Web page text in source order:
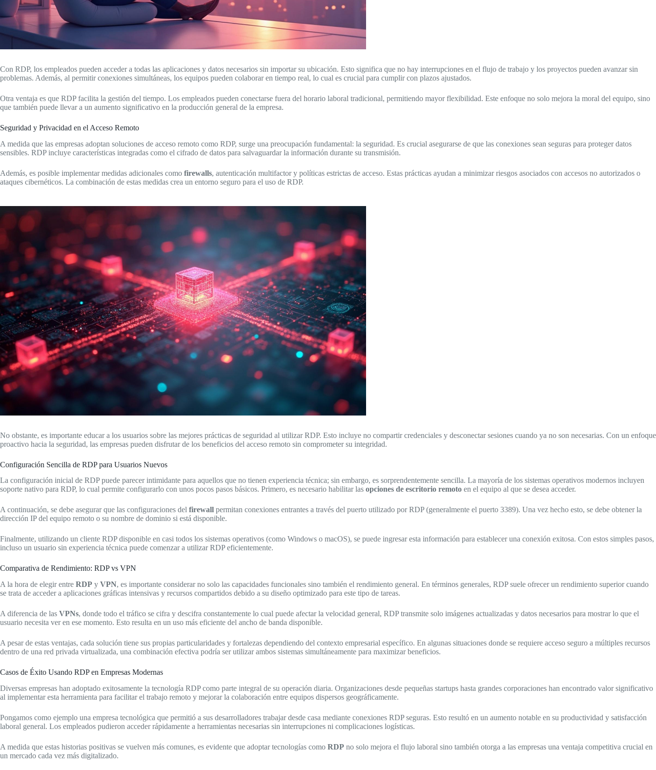
Con RDP, los empleados pueden acceder a todas las aplicaciones y datos necesarios sin importar su ubicación. Esto significa que no hay interrupciones en el flujo de trabajo y los proyectos pueden avanzar sin
problemas. Además, al permitir conexiones simultáneas, los equipos pueden colaborar en tiempo real, lo cual es crucial para cumplir con plazos ajustados.
Otra ventaja es que RDP facilita la gestión del tiempo. Los empleados pueden conectarse fuera del horario laboral tradicional, permitiendo mayor flexibilidad. Este enfoque no solo mejora la moral del equipo, sino
que también puede llevar a un aumento significativo en la producción general de la empresa.
Seguridad y Privacidad en el Acceso Remoto
A medida que las empresas adoptan soluciones de acceso remoto como RDP, surge una preocupación fundamental: la seguridad. Es crucial asegurarse de que las conexiones sean seguras para proteger datos
sensibles. RDP incluye características integradas como el cifrado de datos para salvaguardar la información durante su transmisión.
Además, es posible implementar medidas adicionales como firewalls, autenticación multifactor y políticas estrictas de acceso. Estas prácticas ayudan a minimizar riesgos asociados con accesos no autorizados o
ataques cibernéticos. La combinación de estas medidas crea un entorno seguro para el uso de RDP.
No obstante, es importante educar a los usuarios sobre las mejores prácticas de seguridad al utilizar RDP. Esto incluye no compartir credenciales y desconectar sesiones cuando ya no son necesarias. Con un enfoque
proactivo hacia la seguridad, las empresas pueden disfrutar de los beneficios del acceso remoto sin comprometer su integridad.
Configuración Sencilla de RDP para Usuarios Nuevos
La configuración inicial de RDP puede parecer intimidante para aquellos que no tienen experiencia técnica; sin embargo, es sorprendentemente sencilla. La mayoría de los sistemas operativos modernos incluyen
soporte nativo para RDP, lo cual permite configurarlo con unos pocos pasos básicos. Primero, es necesario habilitar las opciones de escritorio remoto en el equipo al que se desea acceder.
A continuación, se debe asegurar que las configuraciones del firewall permitan conexiones entrantes a través del puerto utilizado por RDP (generalmente el puerto 3389). Una vez hecho esto, se debe obtener la
dirección IP del equipo remoto o su nombre de dominio si está disponible.
Finalmente, utilizando un cliente RDP disponible en casi todos los sistemas operativos (como Windows o macOS), se puede ingresar esta información para establecer una conexión exitosa. Con estos simples pasos,
incluso un usuario sin experiencia técnica puede comenzar a utilizar RDP eficientemente.
Comparativa de Rendimiento: RDP vs VPN
A la hora de elegir entre RDP y VPN, es importante considerar no solo las capacidades funcionales sino también el rendimiento general. En términos generales, RDP suele ofrecer un rendimiento superior cuando
se trata de acceder a aplicaciones gráficas intensivas y recursos compartidos debido a su diseño optimizado para este tipo de tareas.
A diferencia de las VPNs, donde todo el tráfico se cifra y descifra constantemente lo cual puede afectar la velocidad general, RDP transmite solo imágenes actualizadas y datos necesarios para mostrar lo que el
usuario necesita ver en ese momento. Esto resulta en un uso más eficiente del ancho de banda disponible.
A pesar de estas ventajas, cada solución tiene sus propias particularidades y fortalezas dependiendo del contexto empresarial específico. En algunas situaciones donde se requiere acceso seguro a múltiples recursos
dentro de una red privada virtualizada, una combinación efectiva podría ser utilizar ambos sistemas simultáneamente para maximizar beneficios.
Casos de Éxito Usando RDP en Empresas Modernas
Diversas empresas han adoptado exitosamente la tecnología RDP como parte integral de su operación diaria. Organizaciones desde pequeñas startups hasta grandes corporaciones han encontrado valor significativo
al implementar esta herramienta para facilitar el trabajo remoto y mejorar la colaboración entre equipos dispersos geográficamente.
Pongamos como ejemplo una empresa tecnológica que permitió a sus desarrolladores trabajar desde casa mediante conexiones RDP seguras. Esto resultó en un aumento notable en su productividad y satisfacción
laboral general. Los empleados pudieron acceder rápidamente a herramientas necesarias sin interrupciones ni complicaciones logísticas.
A medida que estas historias positivas se vuelven más comunes, es evidente que adoptar tecnologías como RDP no solo mejora el flujo laboral sino también otorga a las empresas una ventaja competitiva crucial en
un mercado cada vez más digitalizado.